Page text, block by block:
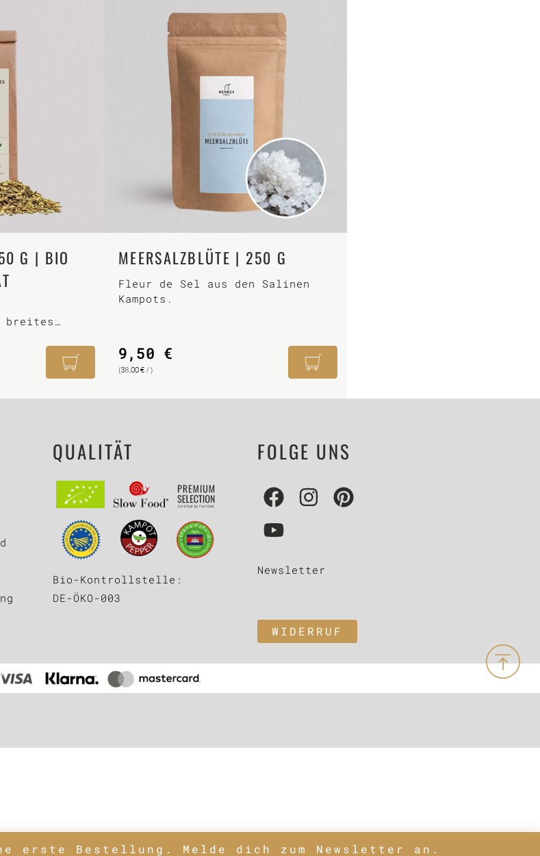
G | BIO
breites
MEERSALZBLÜTE | 250 G
Fleur de Sel aus den Salinen
Kampots.
9,50 €
(38,00€ / )
QUALITÄT
Bio-Kontrollstelle:
DE-ÖKO-003
FOLGE UNS
Newsletter
WIDERRUF
erste Bestellung. Melde dich zum Newsletter an.